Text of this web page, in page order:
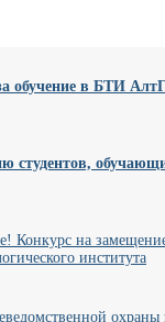
обучение в БТИ
студентов,
Конкурс на
института